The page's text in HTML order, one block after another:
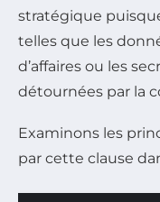
stratégique
telles que les
d’affaires ou les
détournées par la
Examinons les
par cette clause